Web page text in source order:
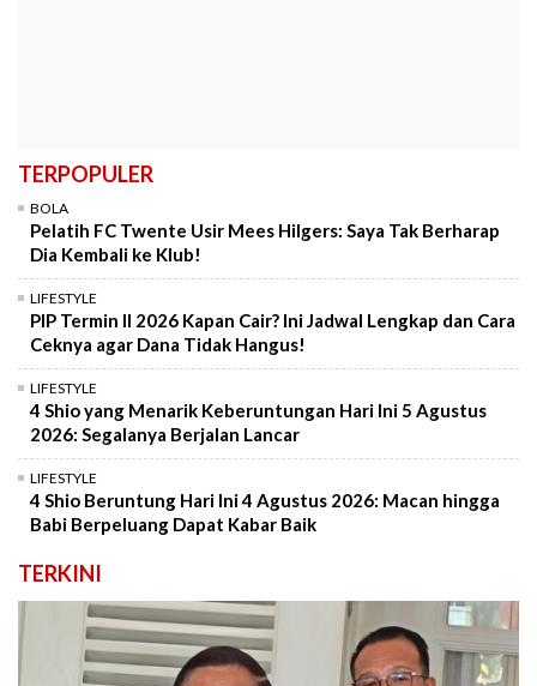
TERPOPULER
BOLA
Pelatih FC Twente Usir Mees Hilgers: Saya Tak Berharap
Dia Kembali ke Klub!
LIFESTYLE
PIP Termin II 2026 Kapan Cair? Ini Jadwal Lengkap dan Cara
Ceknya agar Dana Tidak Hangus!
LIFESTYLE
4 Shio yang Menarik Keberuntungan Hari Ini 5 Agustus
2026: Segalanya Berjalan Lancar
LIFESTYLE
4 Shio Beruntung Hari Ini 4 Agustus 2026: Macan hingga
Babi Berpeluang Dapat Kabar Baik
TERKINI